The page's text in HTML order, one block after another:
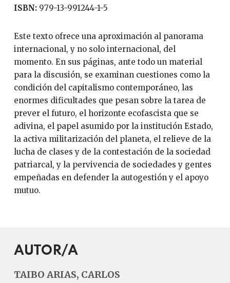
ISBN: 979-13-991244-1-5
Este texto ofrece una aproximación al panorama
internacional, y no solo internacional, del
momento. En sus páginas, ante todo un material
para la discusión, se examinan cuestiones como la
condición del capitalismo contemporáneo, las
enormes dificultades que pesan sobre la tarea de
prever el futuro, el horizonte ecofascista que se
adivina, el papel asumido por la institución Estado,
la activa militarización del planeta, el relieve de la
lucha de clases y de la contestación de la sociedad
patriarcal, y la pervivencia de sociedades y gentes
empeñadas en defender la autogestión y el apoyo
mutuo.
AUTOR/A
TAIBO ARIAS, CARLOS